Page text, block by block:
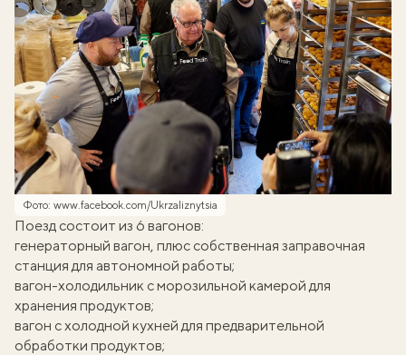
Фото: www.facebook.com/Ukrzaliznytsia
Поезд состоит из 6 вагонов:
генераторный вагон, плюс собственная заправочная
станция для автономной работы;
вагон-холодильник с морозильной камерой для
хранения продуктов;
вагон с холодной кухней для предварительной
обработки продуктов;